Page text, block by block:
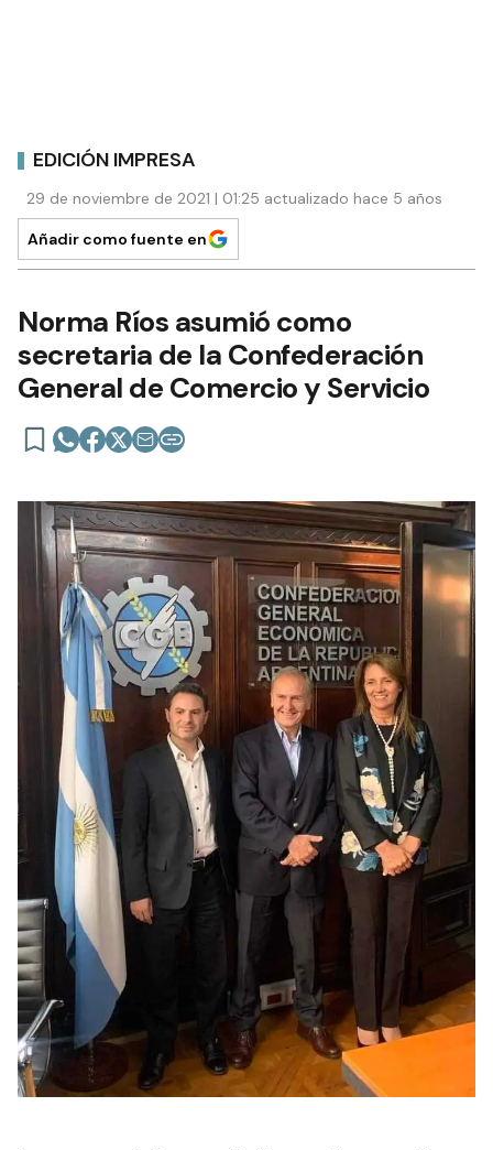
EDICIÓN IMPRESA
29 de noviembre de 2021 | 01:25 actualizado hace 5 años
Añadir como fuente en
Norma Ríos asumió como
secretaria de la Confederación
General de Comercio y Servicio